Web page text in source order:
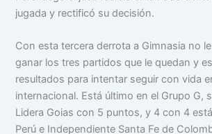
jugada y rectificó su decisión.
Con esta tercera derrota a Gimnasia no
ganar los tres partidos que le quedan y
resultados para intentar seguir con vida
internacional. Está último en el Grupo G,
Lidera Goias con 5 puntos, y 4 con 4
Perú e Independiente Santa Fe de